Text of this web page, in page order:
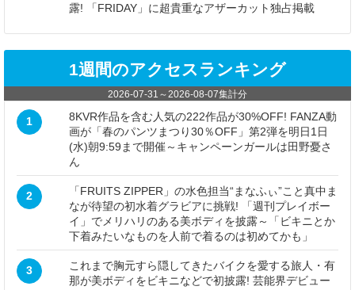
露! 「FRIDAY」に超貴重なアザーカット独占掲載
1週間のアクセスランキング
2026-07-31 ～2026-08-07集計分
1
8KVR作品を含む人気の222作品が30%OFF! FANZA動
画が「春のパンツまつり30％OFF」第2弾を明日1日
(水)朝9:59まで開催～キャンペーンガールは田野憂さ
ん
2
「FRUITS ZIPPER」の水色担当“まなふぃ”こと真中ま
なが待望の初水着グラビアに挑戦! 「週刊プレイボー
イ」でメリハリのある美ボディを披露～「ビキニとか
下着みたいなものを人前で着るのは初めてかも」
3
これまで胸元すら隠してきたバイクを愛する旅人・有
那が美ボディをビキニなどで初披露! 芸能界デビュー